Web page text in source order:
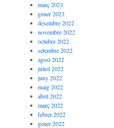
març 2023
gener 2023
desembre 2022
novembre 2022
octubre 2022
setembre 2022
agost 2022
juliol 2022
juny 2022
maig 2022
abril 2022
març 2022
febrer 2022
gener 2022